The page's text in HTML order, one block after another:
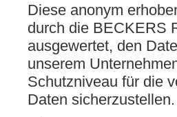
Diese anonym
durch die BECKERS
ausgewertet, den
unserem
Schutzniveau für die
Daten sicherzustellen.